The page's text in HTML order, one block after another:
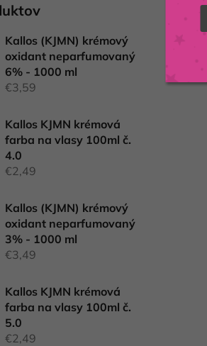
Kallos (KJMN) krémový
oxidant neparfumovaný
6% - 1000 ml
€3,59
Kallos KJMN krémová
farba na vlasy 100ml č.
4.0
€2,49
Kallos (KJMN) krémový
oxidant neparfumovaný
3% - 1000 ml
€3,49
Kallos KJMN krémová
farba na vlasy 100ml č.
5.0
€2,49